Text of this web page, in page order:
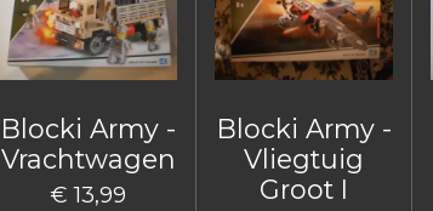
Blocki Army -
Vrachtwagen
€ 13,99
Blocki Army -
Vliegtuig
Groot I